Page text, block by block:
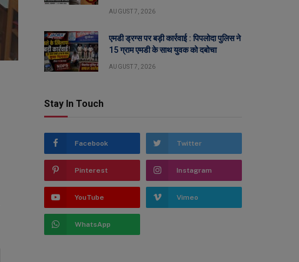
AUGUST 7, 2026
एमडी ड्रग्स पर बड़ी कार्रवाई : पिपलोदा पुलिस ने
15 ग्राम एमडी के साथ युवक को दबोचा
AUGUST 7, 2026
Stay In Touch
Facebook Twitter
Pinterest Instagram
YouTube Vimeo
WhatsApp